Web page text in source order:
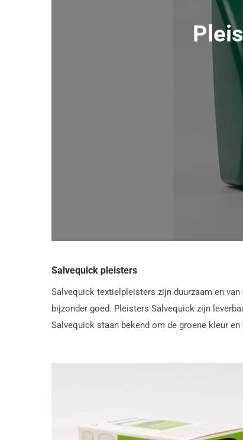
Salvequick pleisters
Salvequick textielpleisters zijn duurzaam en
bijzonder goed. Pleisters Salvequick zijn
Salvequick staan bekend om de groene kleur